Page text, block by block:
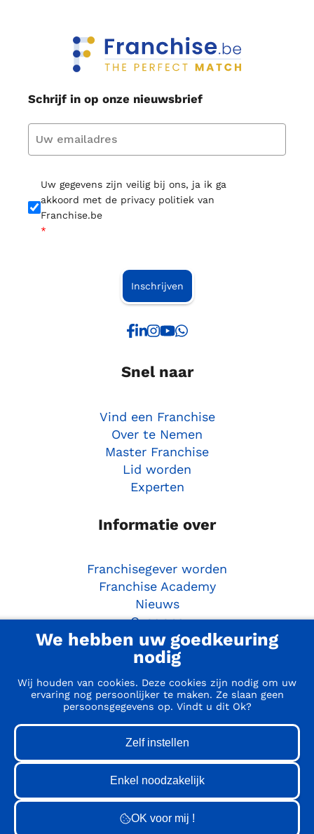
Schrijf in op onze nieuwsbrief
Uw gegevens zijn veilig bij ons, ja ik ga
akkoord met de privacy politiek van
Franchise.be
*
Inschrijven
Snel naar
Vind een Franchise
Over te Nemen
Master Franchise
Lid worden
Experten
Informatie over
Franchisegever worden
Franchise Academy
Nieuws
Over ons
Ondernemersgids
Aan de slag
Doe de Franchise Match
Webinar
10 stappen om franchisenemer te worden
We hebben uw goedkeuring
nodig
Wij houden van cookies. Deze cookies zijn nodig om uw
ervaring nog persoonlijker te maken. Ze slaan geen
persoonsgegevens op. Vindt u dit Ok?